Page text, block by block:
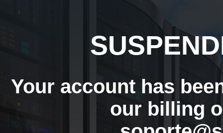
Your account has
our billing